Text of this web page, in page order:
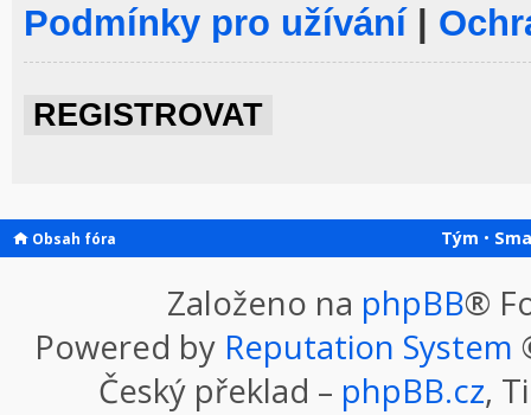
Podmínky pro užívání|
REGISTROVAT
Obsah fóra Tým •
Založeno na phpBB®
Powered by Reputation System
Český překlad – phpBB.cz,